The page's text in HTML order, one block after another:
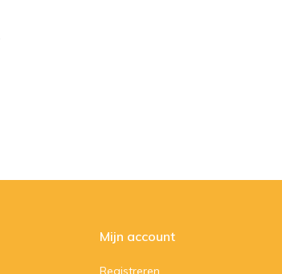
Mijn account
Registreren